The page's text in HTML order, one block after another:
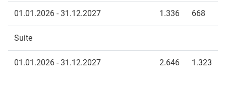
01.01.2026 - 31.12.2027 1.336 668
Suite
01.01.2026 - 31.12.2027 2.646 1.323